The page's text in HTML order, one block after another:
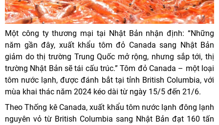
Một công ty thương mại tại Nhật Bản nhận định: “Những
năm gần đây, xuất khẩu tôm đỏ Canada sang Nhật Bản
giảm do thị trường Trung Quốc mở rộng, nhưng sắp tới, thị
trường Nhật Bản sẽ tái cấu trúc.” Tôm đỏ Canada – một loại
tôm nước lạnh, được đánh bắt tại tỉnh British Columbia, với
mùa khai thác năm 2024 kéo dài từ ngày 15/5 đến 21/6.
Theo Thống kê Canada, xuất khẩu tôm nước lạnh đông lạnh
nguyên vỏ từ British Columbia sang Nhật Bản đạt 160 tấn